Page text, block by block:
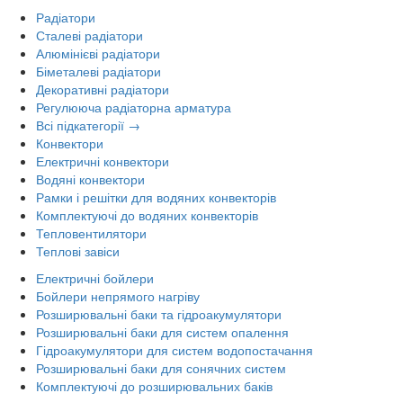
Радіатори
Сталеві радіатори
Алюмінієві радіатори
Біметалеві радіатори
Декоративні радіатори
Регулююча радіаторна арматура
Всі підкатегорії →
Конвектори
Електричні конвектори
Водяні конвектори
Рамки і решітки для водяних конвекторів
Комплектуючі до водяних конвекторів
Тепловентилятори
Теплові завіси
Електричні бойлери
Бойлери непрямого нагріву
Розширювальні баки та гідроакумулятори
Розширювальні баки для систем опалення
Гідроакумулятори для систем водопостачання
Розширювальні баки для сонячних систем
Комплектуючі до розширювальних баків